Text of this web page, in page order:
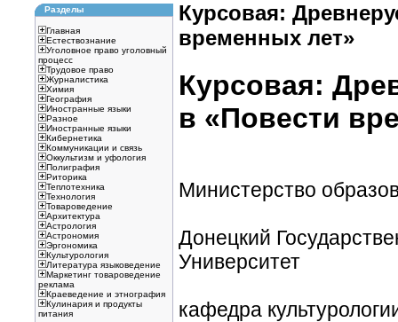
Разделы
Главная
Естествознание
Уголовное право уголовный
процесс
Трудовое право
Журналистика
Химия
География
Иностранные языки
Разное
Иностранные языки
Кибернетика
Коммуникации и связь
Оккультизм и уфология
Полиграфия
Риторика
Теплотехника
Технология
Товароведение
Архитектура
Астрология
Астрономия
Эргономика
Культурология
Литература языковедение
Маркетинг товароведение
реклама
Краеведение и этнография
Кулинария и продукты
питания
Курсовая:
временных лет»
Курсовая:
в «Повести
Министерство
Донецкий
Университет
кафедра